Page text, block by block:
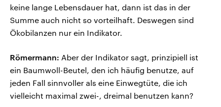
keine lange Lebensdauer hat, dann ist das in der
Summe auch nicht so vorteilhaft. Deswegen sind
Ökobilanzen nur ein Indikator.
Römermann: Aber der Indikator sagt, prinzipiell ist
ein Baumwoll-Beutel, den ich häufig benutze, auf
jeden Fall sinnvoller als eine Einwegtüte, die ich
vielleicht maximal zwei-, dreimal benutzen kann?